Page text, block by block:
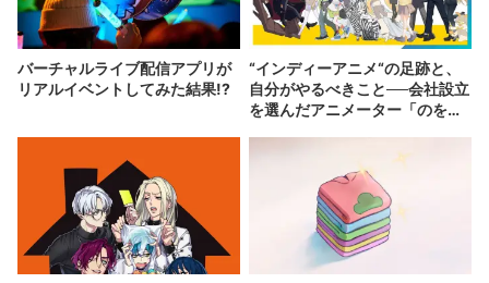
バーチャルライブ配信アプリが
リアルイベントしてみた結果!?
“インディーアニメ“の足跡と、
自分がやるべきこと──会社設立
を選んだアニメーター「のを